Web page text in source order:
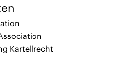
Kartellrecht